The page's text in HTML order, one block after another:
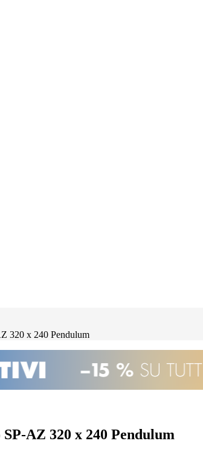
320 x 240 Pendulum
AZ 320 x 240 Pendulum